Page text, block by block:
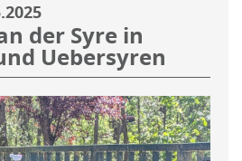
der Syre in
Uebersyren